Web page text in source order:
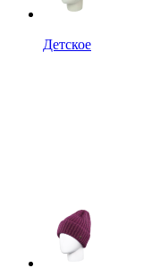
Детское